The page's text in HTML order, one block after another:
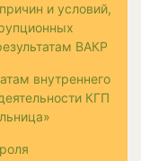
и условий,
ВАКР
внутреннего
КГП